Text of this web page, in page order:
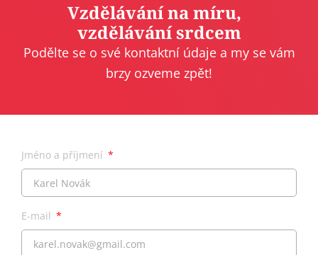
Vzdělávání na míru,
vzdělávání srdcem
Podělte se o své kontaktní údaje a my se vám
brzy ozveme zpět!
Jméno a příjmení
E-mail